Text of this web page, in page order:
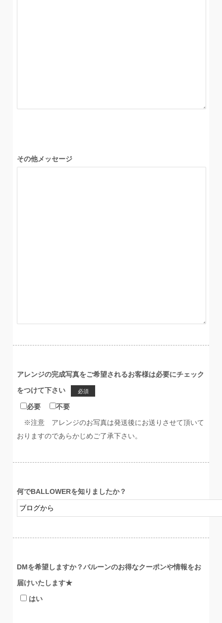
その他メッセージ
アレンジの完成写真をご希望されるお客様は必要にチェック
をつけて下さい
必須
必要
不要
※注意 アレンジのお写真は発送後にお送りさせて頂いて
おりますのであらかじめご了承下さい。
何でBALLOWERを知りましたか？
DMを希望しますか？バルーンのお得なクーポンや情報をお
届けいたします★
はい